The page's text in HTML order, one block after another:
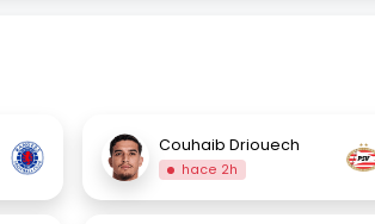
Couhaib Driouech
hace 2h